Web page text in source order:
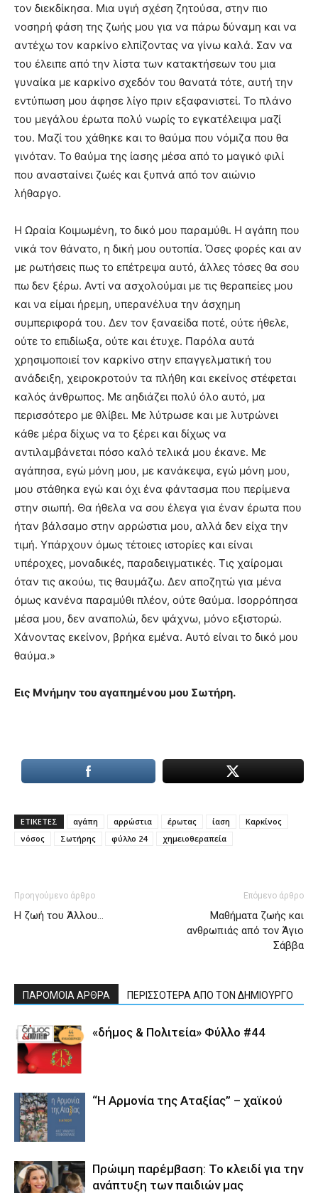
τον διεκδίκησα. Μια υγιή σχέση ζητούσα, στην πιο
νοσηρή φάση της ζωής μου για να πάρω δύναμη και να
αντέχω τον καρκίνο ελπίζοντας να γίνω καλά. Σαν να
του έλειπε από την λίστα των κατακτήσεων του μια
γυναίκα με καρκίνο σχεδόν του θανατά τότε, αυτή την
εντύπωση μου άφησε λίγο πριν εξαφανιστεί. Το πλάνο
του μεγάλου έρωτα πολύ νωρίς το εγκατέλειψα μαζί
του. Μαζί του χάθηκε και το θαύμα που νόμιζα που θα
γινόταν. Το θαύμα της ίασης μέσα από το μαγικό φιλί
που ανασταίνει ζωές και ξυπνά από τον αιώνιο
λήθαργο.
Η Ωραία Κοιμωμένη, το δικό μου παραμύθι. Η αγάπη που
νικά τον θάνατο, η δική μου ουτοπία. Όσες φορές και αν
με ρωτήσεις πως το επέτρεψα αυτό, άλλες τόσες θα σου
πω δεν ξέρω. Αντί να ασχολούμαι με τις θεραπείες μου
και να είμαι ήρεμη, υπερανέλυα την άσχημη
συμπεριφορά του. Δεν τον ξαναείδα ποτέ, ούτε ήθελε,
ούτε το επιδίωξα, ούτε και έτυχε. Παρόλα αυτά
χρησιμοποιεί τον καρκίνο στην επαγγελματική του
ανάδειξη, χειροκροτούν τα πλήθη και εκείνος στέφεται
καλός άνθρωπος. Με αηδιάζει πολύ όλο αυτό, μα
περισσότερο με θλίβει. Με λύτρωσε και με λυτρώνει
κάθε μέρα δίχως να το ξέρει και δίχως να
αντιλαμβάνεται πόσο καλό τελικά μου έκανε. Με
αγάπησα, εγώ μόνη μου, με κανάκεψα, εγώ μόνη μου,
μου στάθηκα εγώ και όχι ένα φάντασμα που περίμενα
στην σιωπή. Θα ήθελα να σου έλεγα για έναν έρωτα που
ήταν βάλσαμο στην αρρώστια μου, αλλά δεν είχα την
τιμή. Υπάρχουν όμως τέτοιες ιστορίες και είναι
υπέροχες, μοναδικές, παραδειγματικές. Τις χαίρομαι
όταν τις ακούω, τις θαυμάζω. Δεν αποζητώ για μένα
όμως κανένα παραμύθι πλέον, ούτε θαύμα. Ισορρόπησα
μέσα μου, δεν αναπολώ, δεν ψάχνω, μόνο εξιστορώ.
Χάνοντας εκείνον, βρήκα εμένα. Αυτό είναι το δικό μου
θαύμα.»
Εις Μνήμην του αγαπημένου μου Σωτήρη.
ΕΤΙΚΕΤΕΣ αγάπη αρρώστια έρωτας ίαση
Καρκίνος
νόσος
Σωτήρης φύλλο 24 χημειοθεραπεία
Προηγούμενο άρθρο
Η ζωή του Άλλου…
Επόμενο άρθρο
Μαθήματα ζωής και
ανθρωπιάς από τον Άγιο
Σάββα
ΠΑΡΟΜΟΙΑ ΑΡΘΡΑ ΠΕΡΙΣΣΟΤΕΡΑ ΑΠΟ ΤΟΝ ΔΗΜΙΟΥΡΓΟ
«δήμος & Πολιτεία» Φύλλο #44
“Η Αρμονία της Αταξίας” – χαϊκού
Πρώιμη παρέμβαση: Το κλειδί για την
ανάπτυξη των παιδιών µας